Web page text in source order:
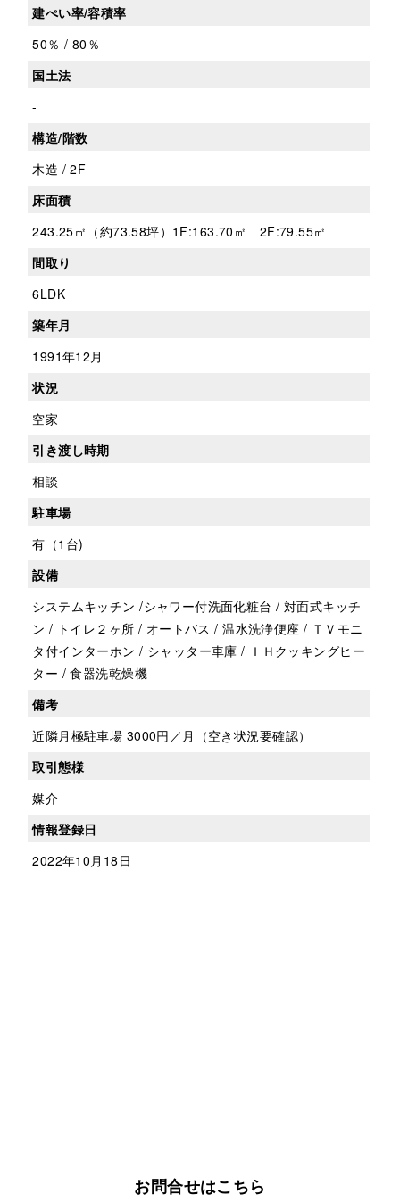
建ぺい率/容積率
50％ / 80％
国土法
-
構造/階数
木造 / 2F
床面積
243.25㎡（約73.58坪）1F:163.70㎡ 2F:79.55㎡
間取り
6LDK
築年月
1991年12月
状況
空家
引き渡し時期
相談
駐車場
有（1台)
設備
システムキッチン /シャワー付洗面化粧台 / 対面式キッチ
ン / トイレ２ヶ所 / オートバス / 温水洗浄便座 / ＴＶモニ
タ付インターホン / シャッター車庫 / ＩＨクッキングヒー
ター / 食器洗乾燥機
備考
近隣月極駐車場 3000円／月（空き状況要確認）
取引態様
媒介
情報登録日
2022年10月18日
お問合せはこちら